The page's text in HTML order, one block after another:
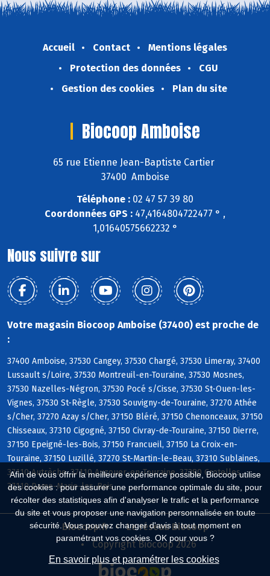
Afin de vous offrir la meilleure expérience possible, Biocoop utilise
des cookies : pour assurer une performance optimale du site, pour
récolter des statistiques afin d'analyser le trafic et la performance
du site et vous proposer une navigation personnalisée en toute
sécurité. Vous pouvez changer d'avis à tout moment en
paramétrant vos cookies. OK pour vous ?
En savoir plus et paramétrer les cookies
Accueil Contact
Mentions légales
Protection des données
CGU
Gestion des cookies
Plan du site
Biocoop Amboise
65 rue Etienne Jean-Baptiste Cartier
37400 Amboise
Téléphone : 02 47 57 39 80
Coordonnées GPS : 47,4164804722477 ° ,
1,01640575662232 °
Nous suivre sur
Votre magasin Biocoop Amboise (37400) est proche de
:
37400 Amboise, 37530 Cangey, 37530 Chargé, 37530 Limeray, 37400
Lussault s/Loire, 37530 Montreuil-en-Touraine, 37530 Mosnes,
37530 Nazelles-Négron, 37530 Pocé s/Cisse, 37530 St-Ouen-les-
Vignes, 37530 St-Règle, 37530 Souvigny-de-Touraine, 37270 Athée
s/Cher, 37270 Azay s/Cher, 37150 Bléré, 37150 Chenonceaux, 37150
Chisseaux, 37310 Cigogné, 37150 Civray-de-Touraine, 37150 Dierre,
37150 Epeigné-les-Bois, 37150 Francueil, 37150 La Croix-en-
Touraine, 37150 Luzillé, 37270 St-Martin-le-Beau, 37310 Sublaines,
37110 Autrèche, 37110 Auzouer-en-Touraine, 37380 Crotelles,
37110 Dame-Marie-les-Bois
Biocoop.fr
Le réseau Biocoop
Copyright Biocoop 2026